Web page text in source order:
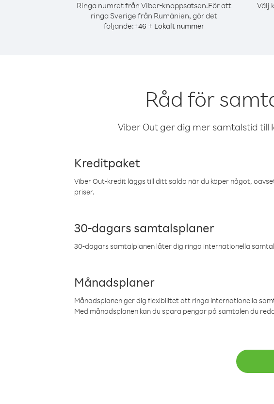
Ringa numret från Viber-knappsatsen.För att
ringa Sverige från Rumänien, gör det
följande:+46 + Lokalt nummer
Välj
Råd för
Viber Out ger dig mer samtalstid
Kreditpaket
Viber Out-kredit läggs till ditt saldo när du köper något,
priser.
30-dagars samtalsplaner
30-dagars samtalplanen låter dig ringa internationella
Månadsplaner
Månadsplanen ger dig flexibilitet att ringa internationella
Med månadsplanen kan du spara pengar på samtalen du